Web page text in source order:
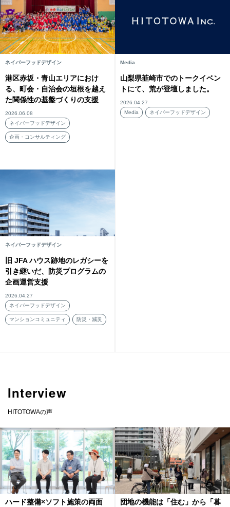
ネイバーフッドデザイン
港区赤坂・青山エリアにおけ
る、町会・自治会の垣根を越え
た関係性の基盤づくりの支援
2026.06.08
ネイバーフッドデザイン
企画・コンサルティング
Media
山梨県韮崎市でのトークイベン
トにて、荒が登壇しました。
2026.04.27
Media
ネイバーフッドデザイン
ネイバーフッドデザイン
旧 JFA ハウス跡地のレガシーを
引き継いだ、防災プログラムの
企画運営支援
2026.04.27
ネイバーフッドデザイン
マンションコミュニティ 防災・減災
Interview
HITOTOWAの声
ハード整備×ソフト施策の両面
団地の機能は「住む」から「暮